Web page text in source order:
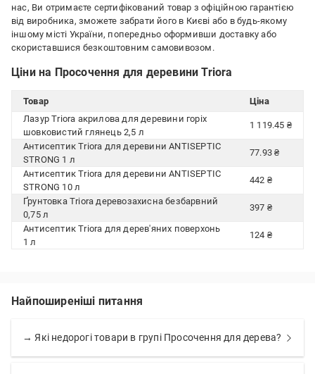
нас, Ви отримаєте сертифікований товар з офіційною гарантією
від виробника, зможете забрати його в Києві або в будь-якому
іншому місті України, попередньо оформивши доставку або
скориставшися безкоштовним самовивозом.
Ціни на Просочення для деревини Triora
Товар
Ціна
Лазур Triora акрилова для деревини горіх
шовковистий глянець 2,5 л
1 119.45 ₴
Антисептик Triora для деревини ANTISEPTIC
STRONG 1 л
77.93 ₴
Антисептик Triora для деревини ANTISEPTIC
STRONG 10 л
442 ₴
Ґрунтовка Triora деревозахисна безбарвний
0,75 л
397 ₴
Антисептик Triora для дерев'яних поверхонь
1 л
124 ₴
Найпоширеніші питання
→ Які недорогі товари в групі Просочення для дерева?